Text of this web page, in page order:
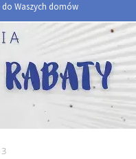
Waszych domów